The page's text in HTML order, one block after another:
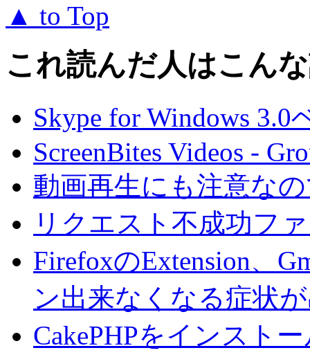
▲ to Top
これ読んだ人はこん
Skype for Windows 3.0
ScreenBites Videos -
動画再生にも注意な
リクエスト不成功フ
FirefoxのExtension、
ン出来なくなる症状
CakePHPをインスト